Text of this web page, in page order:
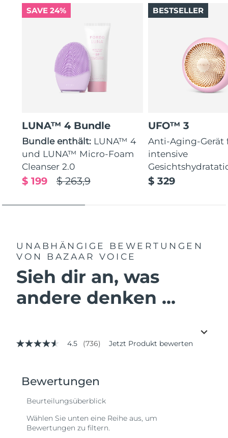
SAVE 24%
LUNA™ 4 Bundle
Bundle enthält: LUNA™ 4
und LUNA™ Micro-Foam
Cleanser 2.0
$ 263,9
$ 199
UFO™ 3
Anti-Aging-Gerät
intensive
$ 329
BESTSELLER
UNABHÄNGIGE BEWERTUNGEN
VON BAZAAR VOICE
Sieh dir an, was
andere denken ...
4.5
Durchschnittswert
der
Bewertung.
Read
Reviews.
Link
4.5 (736) Jetzt Produkt bewerten